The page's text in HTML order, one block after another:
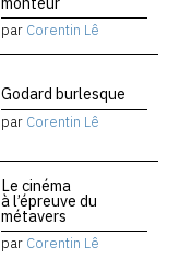
par Corentin Lê
Godard burlesque
par Corentin Lê
Le cinéma
à l’épreuve du
métavers
par Corentin Lê